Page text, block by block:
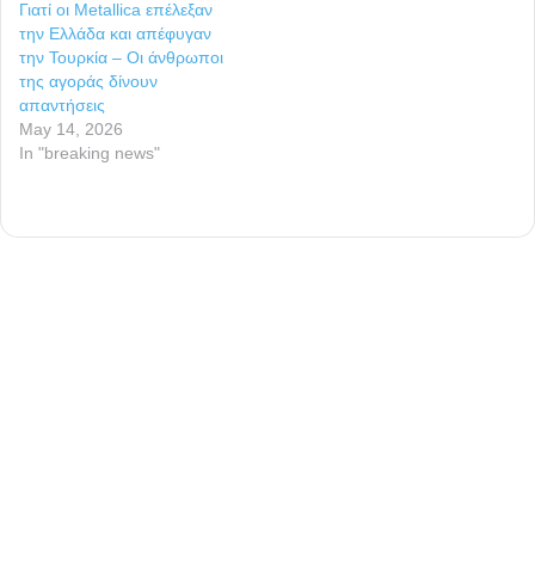
Γιατί οι Metallica επέλεξαν
την Ελλάδα και απέφυγαν
την Τουρκία – Οι άνθρωποι
της αγοράς δίνουν
απαντήσεις
May 14, 2026
In "breaking news"